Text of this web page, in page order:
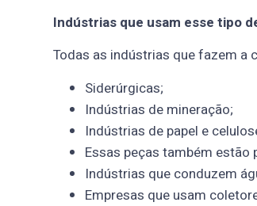
Indústrias que usam esse tipo
Todas as indústrias que fazem a
Siderúrgicas;
Indústrias de mineração;
Indústrias de papel e
Essas peças também
Indústrias que conduzem
Empresas que usam